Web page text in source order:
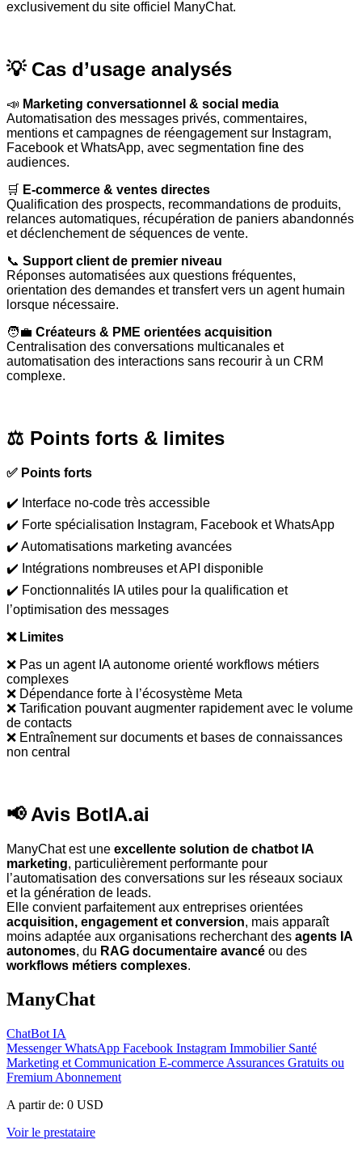
exclusivement du site officiel ManyChat.
💡 Cas d’usage analysés
📣 Marketing conversationnel & social media
Automatisation des messages privés, commentaires,
mentions et campagnes de réengagement sur Instagram,
Facebook et WhatsApp, avec segmentation fine des
audiences.
🛒 E-commerce & ventes directes
Qualification des prospects, recommandations de produits,
relances automatiques, récupération de paniers abandonnés
et déclenchement de séquences de vente.
📞 Support client de premier niveau
Réponses automatisées aux questions fréquentes,
orientation des demandes et transfert vers un agent humain
lorsque nécessaire.
🧑‍💼 Créateurs & PME orientées acquisition
Centralisation des conversations multicanales et
automatisation des interactions sans recourir à un CRM
complexe.
⚖️ Points forts & limites
✅ Points forts
✔️ Interface no-code très accessible
✔️ Forte spécialisation Instagram, Facebook et WhatsApp
✔️ Automatisations marketing avancées
✔️ Intégrations nombreuses et API disponible
✔️ Fonctionnalités IA utiles pour la qualification et
l’optimisation des messages
❌ Limites
❌ Pas un agent IA autonome orienté workflows métiers
complexes
❌ Dépendance forte à ’écosystème Meta
❌ Tarification pouvant augmenter rapidement avec le volume
de contacts
❌ Entraînement sur documents et bases de connaissances
non central
📢 Avis BotIA.ai
ManyChat est une excellente solution de chatbot IA
marketing, particulièrement performante pour
l’automatisation des conversations sur les réseaux sociaux
et la génération de leads.
Elle convient parfaitement aux entreprises orientées
acquisition, engagement et conversion, mais apparaît
moins adaptée aux organisations recherchant des agents IA
autonomes, du RAG documentaire avancé ou des
workflows métiers complexes.
ManyChat
ChatBot IA
Messenger WhatsApp Facebook Instagram Immobilier Santé
Marketing et Communication E-commerce Assurances Gratuits ou
Fremium Abonnement
A partir de: 0 USD
Voir le prestataire